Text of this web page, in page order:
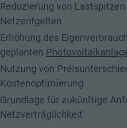
Reduzierung von
Netzentgelten
Erhöhung des
geplanten
Nutzung von
Kostenoptimierung
Grundlage für zukünftige
Netzverträglichkeit